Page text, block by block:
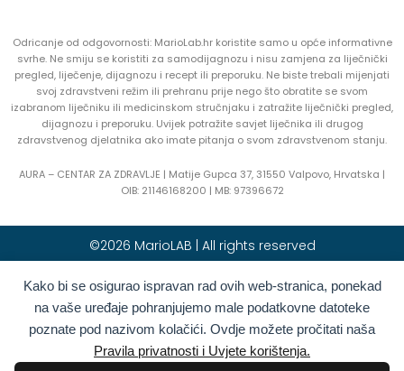
Kako bi se osigurao ispravan rad ovih web-stranica, ponekad
na vaše uređaje pohranjujemo male podatkovne datoteke
poznate pod nazivom kolačići. Ovdje možete pročitati naša
Pravila privatnosti i Uvjete korištenja.
Odricanje od odgovornosti: MarioLab.hr koristite samo u opće informativne
svrhe. Ne smiju se koristiti za samodijagnozu i nisu zamjena za liječnički
pregled, liječenje, dijagnozu i recept ili preporuku. Ne biste trebali mijenjati
svoj zdravstveni režim ili prehranu prije nego što obratite se svom
izabranom liječniku ili medicinskom stručnjaku i zatražite liječnički pregled,
dijagnozu i preporuku. Uvijek potražite savjet liječnika ili drugog
zdravstvenog djelatnika ako imate pitanja o svom zdravstvenom stanju.
AURA – CENTAR ZA ZDRAVLJE | Matije Gupca 37, 31550 Valpovo, Hrvatska |
OIB: 21146168200 | MB: 97396672
©2026 MarioLAB | All rights reserved
Hrvatski English(Engleski)
Deutsch(Njemački) Polski(Poljski)
Română(Rumunjski) Italiano( Talijanski)
Български(Bugarski) Français(Francuski)